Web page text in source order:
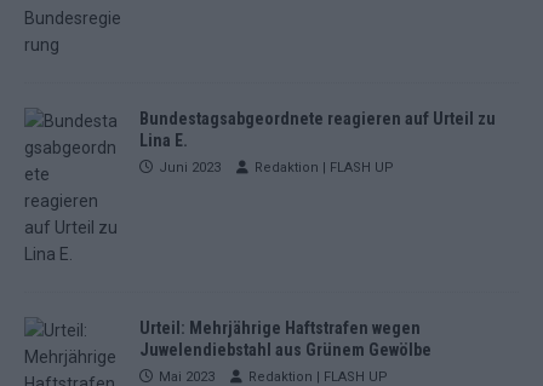
Bundestagsabgeordnete reagieren auf Urteil zu
Lina E.
Juni 2023 Redaktion | FLASH UP
Urteil: Mehrjährige Haftstrafen wegen
Juwelendiebstahl aus Grünem Gewölbe
Mai 2023 Redaktion | FLASH UP